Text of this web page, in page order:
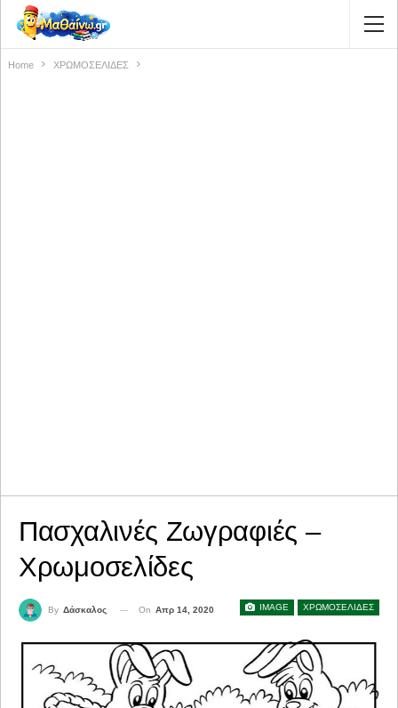
Home ΧΡΩΜΟΣΕΛΙΔΕΣ
Πασχαλινές Ζωγραφιές –
Χρωμοσελίδες
IMAGE ΧΡΩΜΟΣΕΛΙΔΕΣ
By Δάσκαλος On Απρ 14, 2020